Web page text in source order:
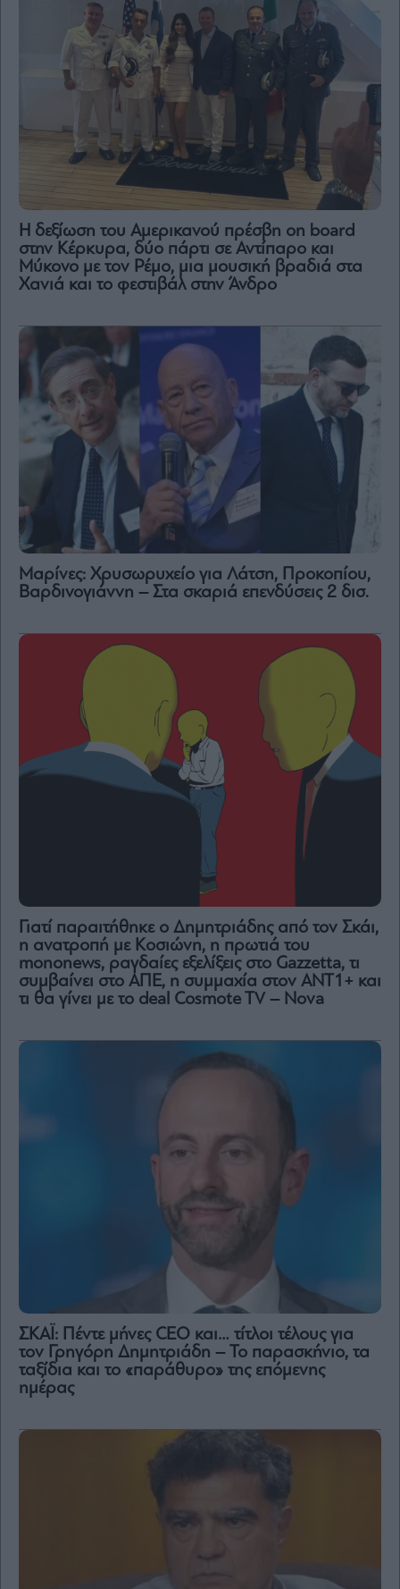
H δεξίωση του Αμερικανού πρέσβη on board
στην Κέρκυρα, δύο πάρτι σε Αντίπαρο και
Μύκονο με τον Ρέμο, μια μουσική βραδιά στα
Χανιά και το φεστιβάλ στην Άνδρο
Μαρίνες: Χρυσωρυχείο για Λάτση, Προκοπίου,
Βαρδινογιάννη – Στα σκαριά επενδύσεις 2 δισ.
Γιατί παραιτήθηκε ο Δημητριάδης από τον Σκάι,
η ανατροπή με Κοσιώνη, η πρωτιά του
mononews, ραγδαίες εξελίξεις στο Gazzetta, τι
συμβαίνει στο ΑΠΕ, η συμμαχία στον ΑΝΤ1+ και
τι θα γίνει με το deal Cosmote TV – Nova
ΣΚΑΪ: Πέντε μήνες CEO και… τίτλοι τέλους για
τον Γρηγόρη Δημητριάδη – Το παρασκήνιο, τα
ταξίδια και το «παράθυρο» της επόμενης
ημέρας